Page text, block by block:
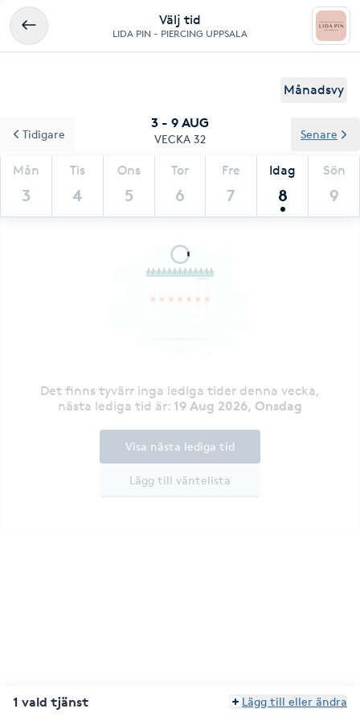
Välj tid
LIDA PIN - PIERCING UPPSALA
Månadsvy
3 - 9 AUG
VECKA 32
Mån
3
Tis
4
Ons
5
Tor
6
Fre
7
Idag
8
Sön
9
Tidigare Senare
Det finns tyvärr inga lediga tider denna vecka,
nästa lediga tid är: 19 Aug 2026, Onsdag
Lägg till väntelista
Visa nästa lediga tid
1 vald tjänst Lägg till eller ändra